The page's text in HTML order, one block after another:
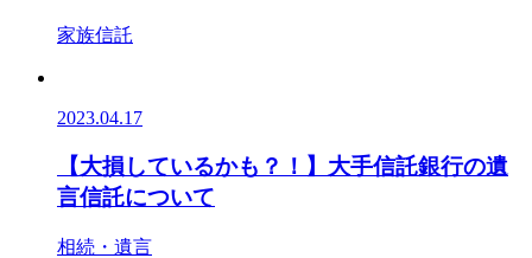
家族信託
2023.04.17
【大損しているかも？！】大手信託銀行の遺
言信託について
相続・遺言